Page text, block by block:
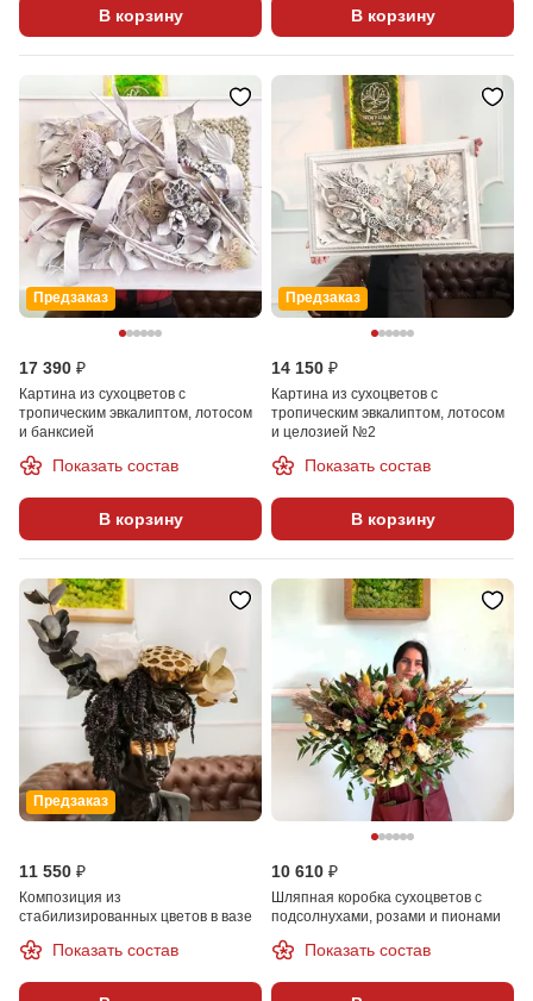
В корзину В корзину
Предзаказ
17 390 ₽
Картина из сухоцветов с
тропическим эвкалиптом, лотосом
и банксией
Показать состав
В корзину
Предзаказ
14 150 ₽
Картина из сухоцветов с
тропическим эвкалиптом, лотосом
и целозией №2
Показать состав
В корзину
Предзаказ
11 550 ₽
Композиция из
стабилизированных цветов в вазе
Показать состав
10 610 ₽
Шляпная коробка сухоцветов с
подсолнухами, розами и пионами
Показать состав